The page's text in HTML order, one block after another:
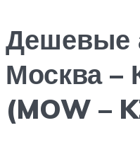
Дешевые
Москва –
(MOW –